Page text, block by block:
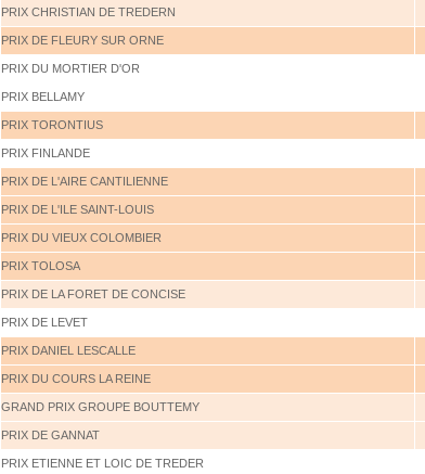
PRIX CHRISTIAN DE TREDERN
PRIX DE FLEURY SUR ORNE
PRIX DU MORTIER D'OR
PRIX BELLAMY
PRIX TORONTIUS
PRIX FINLANDE
PRIX DE L'AIRE CANTILIENNE
PRIX DE L'ILE SAINT-LOUIS
PRIX DU VIEUX COLOMBIER
PRIX TOLOSA
PRIX DE LA FORET DE CONCISE
PRIX DE LEVET
PRIX DANIEL LESCALLE
PRIX DU COURS LA REINE
GRAND PRIX GROUPE BOUTTEMY
PRIX DE GANNAT
PRIX ETIENNE ET LOIC DE TREDER